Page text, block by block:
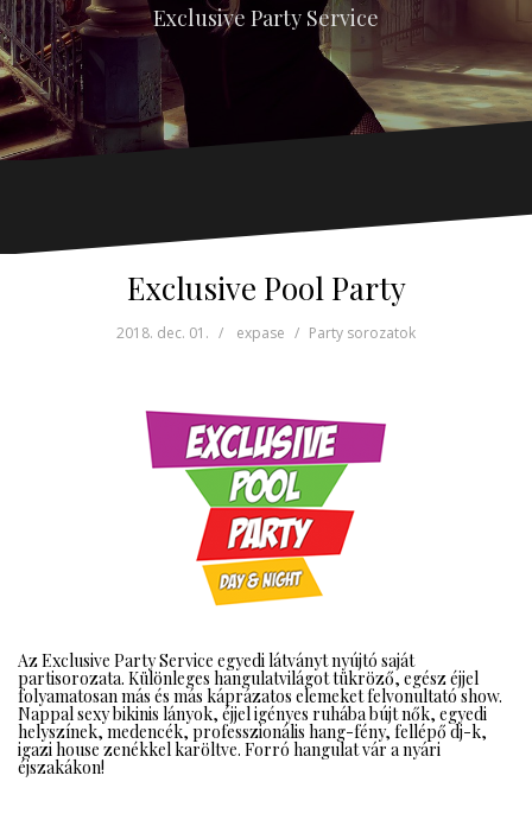
Exclusive Party Service
Exclusive Pool Party
2018. dec. 01. expase Party sorozatok
Az Exclusive Party Service egyedi látványt nyújtó saját
partisorozata. Különleges hangulatvilágot tükröző, egész éjjel
folyamatosan más és más káprázatos elemeket felvonultató show.
Nappal sexy bikinis lányok, éjjel igényes ruhába bújt nők, egyedi
helyszínek, medencék, professzionális hang-fény, fellépő dj-k,
igazi house zenékkel karöltve. Forró hangulat vár a nyári
éjszakákon!